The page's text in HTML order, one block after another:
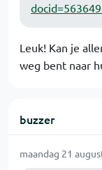
Leuk! Kan je
weg bent naar
buzzer
maandag 21